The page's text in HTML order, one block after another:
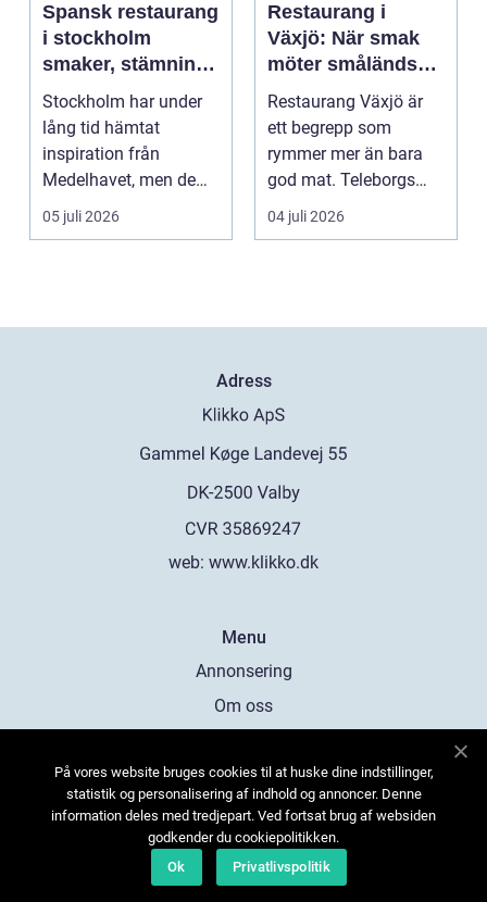
Spansk restaurang
i stockholm
smaker, stämning
och smarta val
Stockholm har under
lång tid hämtat
inspiration från
Medelhavet, men de
senaste åren har
spanska res...
05 juli 2026
Restaurang i
Växjö: När smak
möter småländsk
sjöutsikt
Restaurang Växjö är
ett begrepp som
rymmer mer än bara
god mat. Teleborgs
slott ...
04 juli 2026
Adress
web: www.klikko.dk
Menu
Annonsering
Om oss
Kontakta oss
Sitemap
På vores website bruges cookies til at huske dine indstillinger,
statistik og personalisering af indhold og annoncer. Denne
information deles med tredjepart. Ved fortsat brug af websiden
godkender du cookiepolitikken.
Ok
Privatlivspolitik